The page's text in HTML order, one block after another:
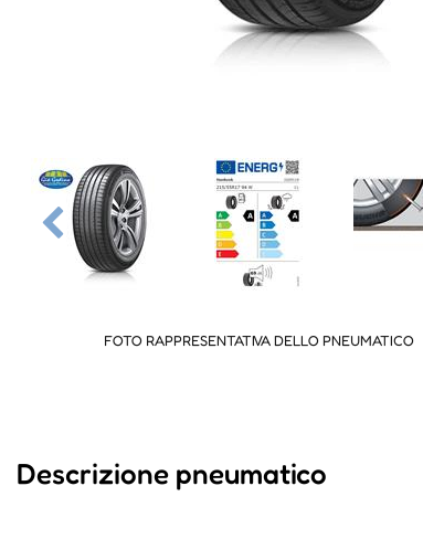
FOTO RAPPRESENTATIVA DELLO PNEUMATICO
Descrizione pneumatico